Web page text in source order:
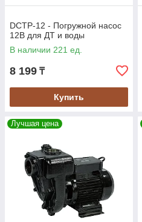
DCTP-12 - Погружной насос
12В для ДТ и воды
В наличии 221 ед.
8 199 ₸
Купить
Лучшая цена